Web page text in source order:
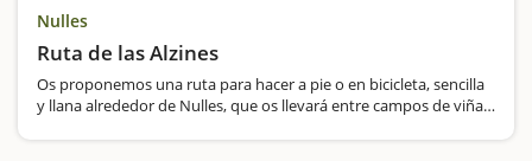
Nulles
Ruta de las Alzines
Os proponemos una ruta para hacer a pie o en bicicleta, sencilla
y llana alrededor de Nulles, que os llevará entre campos de viña,